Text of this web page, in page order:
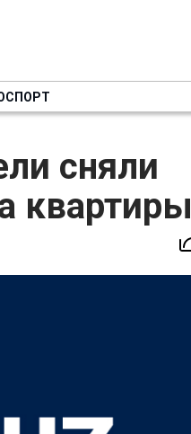
СПОРТ
сняли
квартиры